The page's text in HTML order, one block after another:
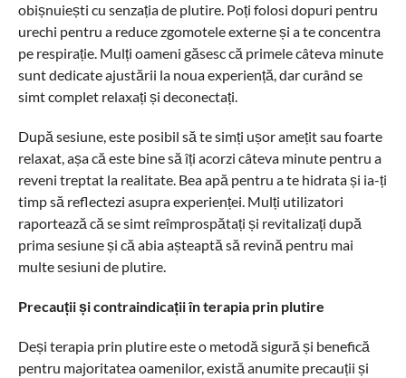
obișnuiești cu senzația de plutire. Poți folosi dopuri pentru
urechi pentru a reduce zgomotele externe și a te concentra
pe respirație. Mulți oameni găsesc că primele câteva minute
sunt dedicate ajustării la noua experiență, dar curând se
simt complet relaxați și deconectați.
După sesiune, este posibil să te simți ușor amețit sau foarte
relaxat, așa că este bine să îți acorzi câteva minute pentru a
reveni treptat la realitate. Bea apă pentru a te hidrata și ia-ți
timp să reflectezi asupra experienței. Mulți utilizatori
raportează că se simt reîmprospătați și revitalizați după
prima sesiune și că abia așteaptă să revină pentru mai
multe sesiuni de plutire.
Precauții și contraindicații în terapia prin plutire
Deși terapia prin plutire este o metodă sigură și benefică
pentru majoritatea oamenilor, există anumite precauții și